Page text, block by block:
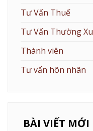
Tư Vấn Thuế
Tư Vấn Thường
Thành viên
Tư vấn hôn nhân
BÀI VIẾT MỚI